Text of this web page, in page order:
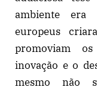
ambiente era
europeus
promoviam
inovação e o
mesmo não